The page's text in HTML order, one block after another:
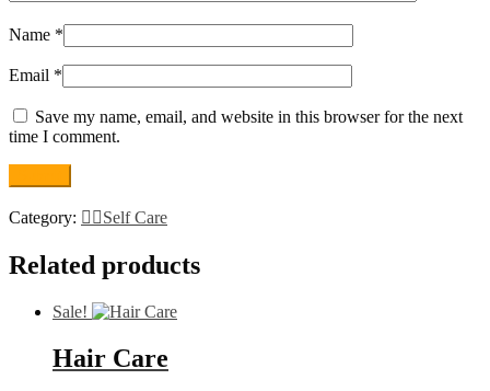
Name *
Email *
Save my name, email, and website in this browser for the next
time I comment.
Category: 👩‍⚕️Self Care
Related products
Sale!
Hair Care